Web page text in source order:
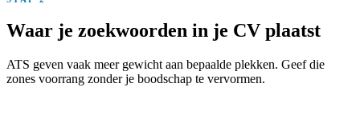
Waar je zoekwoorden in je CV plaatst
ATS geven vaak meer gewicht aan bepaalde plekken. Geef die
zones voorrang zonder je boodschap te vervormen.